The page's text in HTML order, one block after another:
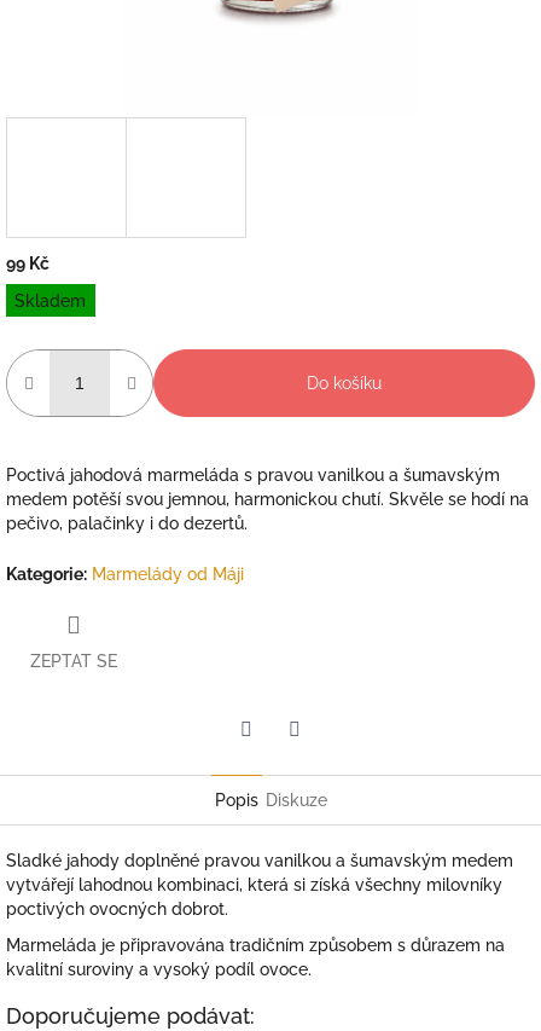
99 Kč
Měrná
cena:
Skladem
Do košíku
Poctivá jahodová marmeláda s pravou vanilkou a šumavským
medem potěší svou jemnou, harmonickou chutí. Skvěle se hodí na
pečivo, palačinky i do dezertů.
Kategorie: Marmelády od Máji
ZEPTAT SE
Popis Diskuze
Sladké jahody doplněné pravou vanilkou a šumavským medem
vytvářejí lahodnou kombinaci, která si získá všechny milovníky
poctivých ovocných dobrot.
Marmeláda je připravována tradičním způsobem s důrazem na
kvalitní suroviny a vysoký podíl ovoce.
Doporučujeme podávat: